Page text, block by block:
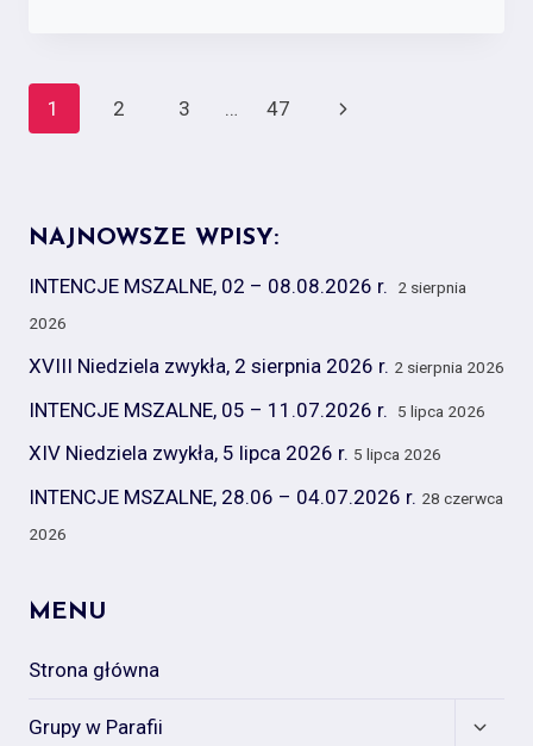
Page
1 2 3 … 47
NAJNOWSZE WPISY:
INTENCJE MSZALNE, 02 – 08.08.2026 r.
2 sierpnia
2026
XVIII Niedziela zwykła, 2 sierpnia 2026 r. 2 sierpnia 2026
INTENCJE MSZALNE, 05 – 11.07.2026 r. 5 lipca 2026
XIV Niedziela zwykła, 5 lipca 2026 r. 5 lipca 2026
INTENCJE MSZALNE, 28.06 – 04.07.2026 r. 28 czerwca
2026
MENU
Strona główna
Grupy w Parafii
Expand